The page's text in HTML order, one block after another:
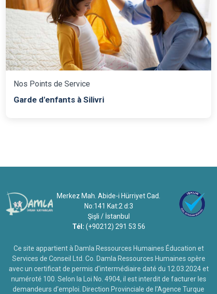
Nos Points de Service
Garde d'enfants à Silivri
Merkez Mah. Abide-i Hürriyet Cad.
No:141 Kat:2 d:3
Şişli / İstanbul
Tél: (+90212) 291 53 56
Ce site appartient à Damla Ressources Humaines Éducation et
Services de Conseil Ltd. Co. Damla Ressources Humaines opère
avec un certificat de permis d'intermédiaire daté du 12.03.2024 et
numéroté 100. Selon la Loi No. 4904, il est interdit de facturer les
demandeurs d'emploi. Direction Provinciale de l'Agence Turque